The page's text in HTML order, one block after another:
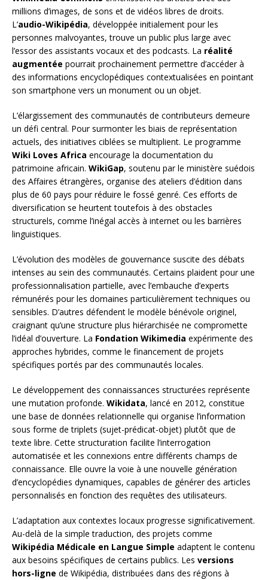
millions d’images, de sons et de vidéos libres de droits.
L’audio-Wikipédia, développée initialement pour les
personnes malvoyantes, trouve un public plus large avec
l’essor des assistants vocaux et des podcasts. La réalité
augmentée pourrait prochainement permettre d’accéder à
des informations encyclopédiques contextualisées en pointant
son smartphone vers un monument ou un objet.
L’élargissement des communautés de contributeurs demeure
un défi central. Pour surmonter les biais de représentation
actuels, des initiatives ciblées se multiplient. Le programme
Wiki Loves Africa encourage la documentation du
patrimoine africain. WikiGap, soutenu par le ministère suédois
des Affaires étrangères, organise des ateliers d’édition dans
plus de 60 pays pour réduire le fossé genré. Ces efforts de
diversification se heurtent toutefois à des obstacles
structurels, comme l’inégal accès à internet ou les barrières
linguistiques.
L’évolution des modèles de gouvernance suscite des débats
intenses au sein des communautés. Certains plaident pour une
professionnalisation partielle, avec l’embauche d’experts
rémunérés pour les domaines particulièrement techniques ou
sensibles. D’autres défendent le modèle bénévole originel,
craignant qu’une structure plus hiérarchisée ne compromette
l’idéal d’ouverture. La Fondation Wikimedia expérimente des
approches hybrides, comme le financement de projets
spécifiques portés par des communautés locales.
Le développement des connaissances structurées représente
une mutation profonde. Wikidata, lancé en 2012, constitue
une base de données relationnelle qui organise l’information
sous forme de triplets (sujet-prédicat-objet) plutôt que de
texte libre. Cette structuration facilite l’interrogation
automatisée et les connexions entre différents champs de
connaissance. Elle ouvre la voie à une nouvelle génération
d’encyclopédies dynamiques, capables de générer des articles
personnalisés en fonction des requêtes des utilisateurs.
L’adaptation aux contextes locaux progresse significativement.
Au-delà de la simple traduction, des projets comme
Wikipédia Médicale en Langue Simple adaptent le contenu
aux besoins spécifiques de certains publics. Les versions
hors-ligne de Wikipédia, distribuées dans des régions à